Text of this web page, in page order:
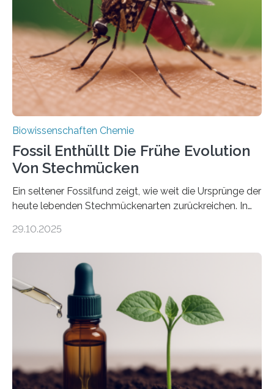
die noch heute in der Natur vorkommt: die
Süßwasseralge Coleochaetophyceae. Einige Arten
dieser Gruppe bilden aus Zellfäden dichte Geflechte
mit scheibenförmiger Gestalt. Was auffällig ist: Die
nächsten…
Biowissenschaften Chemie
Fossil Enthüllt Die Frühe Evolution
Von Stechmücken
Ein seltener Fossilfund zeigt, wie weit die Ursprünge der
heute lebenden Stechmückenarten zurückreichen. In
Forschende die bisher älteste bekannte Stechmücken-
Region Kachin in Myanmar und hat sich in
ausgezeichnetem Zustand erhalten. Es konnte als neue
Art einer neuen Gattung beschrieben werden und trägt
nun den Namen Cretosabethes primaevus. Dieser erste
fossile Nachweis einer Stechmückenlarve in Bernstein
stellt gleichzeitig den ersten Fossilfund einer
Mückenlarve aus dem Mesozoikum dar, denn…
29.10.2025